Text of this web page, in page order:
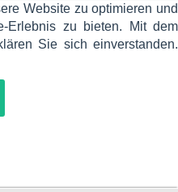
Website zu optimieren und
Erlebnis zu bieten. Mit dem
Sie sich einverstanden.